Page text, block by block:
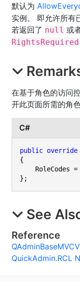
默认为
实例。 即允许所有
若返回了 null 或
RightsRequired
在基于角色的访问
开此页面所需的角色
C#
public override
{
    RoleCodes =
};
See
Reference
QuickAdmin.RCL